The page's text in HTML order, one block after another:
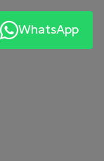
WhatsApp